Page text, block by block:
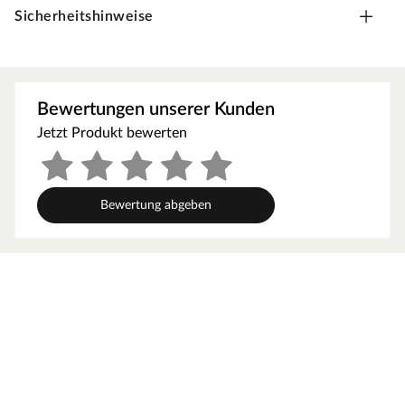
Rosettengarnitur
Eine Drückergarnitur mit geteilter Aufnahme für Drücker-
und Schlüsselabdeckung. Die Rosetten decken nur die
Bereiche um den Drücker bzw. um das Schlüsselloch ab.
PZ-Verriegelung
Für Zimmertüren, die mit einem Profilzylinder verriegelt
Sicherheitshinweise
Bewertungen unserer Kunden
Jetzt Produkt bewerten
Bewertung abgeben